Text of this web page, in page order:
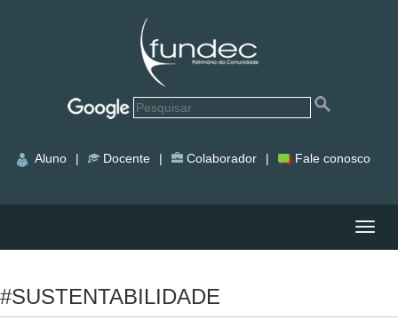
Aluno | Docente | Colaborador | Fale conosco
#SUSTENTABILIDADE